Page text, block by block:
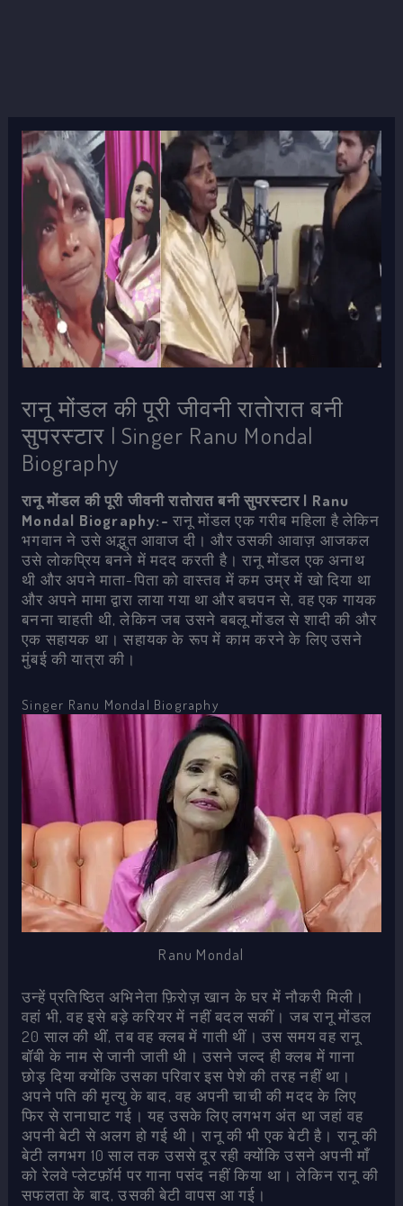
रानू मोंडल की पूरी जीवनी रातोरात बनी
सुपरस्टार | Singer Ranu Mondal
Biography
रानू मोंडल की पूरी जीवनी रातोरात बनी सुपरस्टार | Ranu
Mondal Biography:- रानू मोंडल एक गरीब महिला है लेकिन
भगवान ने उसे अद्भुत आवाज दी। और उसकी आवाज़ आजकल
उसे लोकप्रिय बनने में मदद करती है। रानू मोंडल एक अनाथ
थी और अपने माता-पिता को वास्तव में कम उम्र में खो दिया था
और अपने मामा द्वारा लाया गया था और बचपन से, वह एक गायक
बनना चाहती थी, लेकिन जब उसने बबलू मोंडल से शादी की और
एक सहायक था। सहायक के रूप में काम करने के लिए उसने
मुंबई की यात्रा की।
Singer Ranu Mondal Biography
Ranu Mondal
उन्हें प्रतिष्ठित अभिनेता फ़िरोज़ खान के घर में नौकरी मिली।
वहां भी, वह इसे बड़े करियर में नहीं बदल सकीं। जब रानू मोंडल
20 साल की थीं, तब वह क्लब में गाती थीं। उस समय वह रानू
बॉबी के नाम से जानी जाती थी। उसने जल्द ही क्लब में गाना
छोड़ दिया क्योंकि उसका परिवार इस पेशे की तरह नहीं था।
अपने पति की मृत्यु के बाद, वह अपनी चाची की मदद के लिए
फिर से रानाघाट गई। यह उसके लिए लगभग अंत था जहां वह
अपनी बेटी से अलग हो गई थी। रानू की भी एक बेटी है। रानू की
बेटी लगभग 10 साल तक उससे दूर रही क्योंकि उसने अपनी माँ
को रेलवे प्लेटफ़ॉर्म पर गाना पसंद नहीं किया था। लेकिन रानू की
सफलता के बाद, उसकी बेटी वापस आ गई।